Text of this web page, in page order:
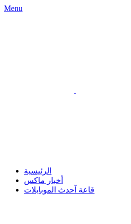
Menu
الرئيسية
أخبار ماكس
قاعة آحدث الموبايلات